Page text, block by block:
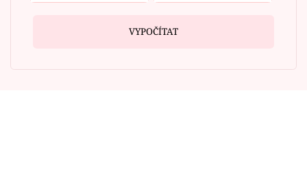
VYPOČÍTAT